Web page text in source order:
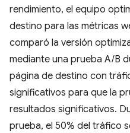
rendimiento, el equipo
destino para las métricas
comparó la versión
mediante una prueba A/B
página de destino con
significativos para que la
resultados significativos.
prueba, el 50% del tráfico